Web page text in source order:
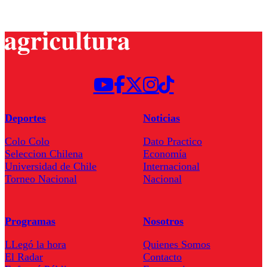
Deportes
Colo Colo
Seleccion Chilena
Universidad de Chile
Torneo Nacional
Noticias
Dato Practico
Economía
Internacional
Nacional
Programas
LLegó la hora
El Radar
Nosotros
Quienes Somos
Contacto